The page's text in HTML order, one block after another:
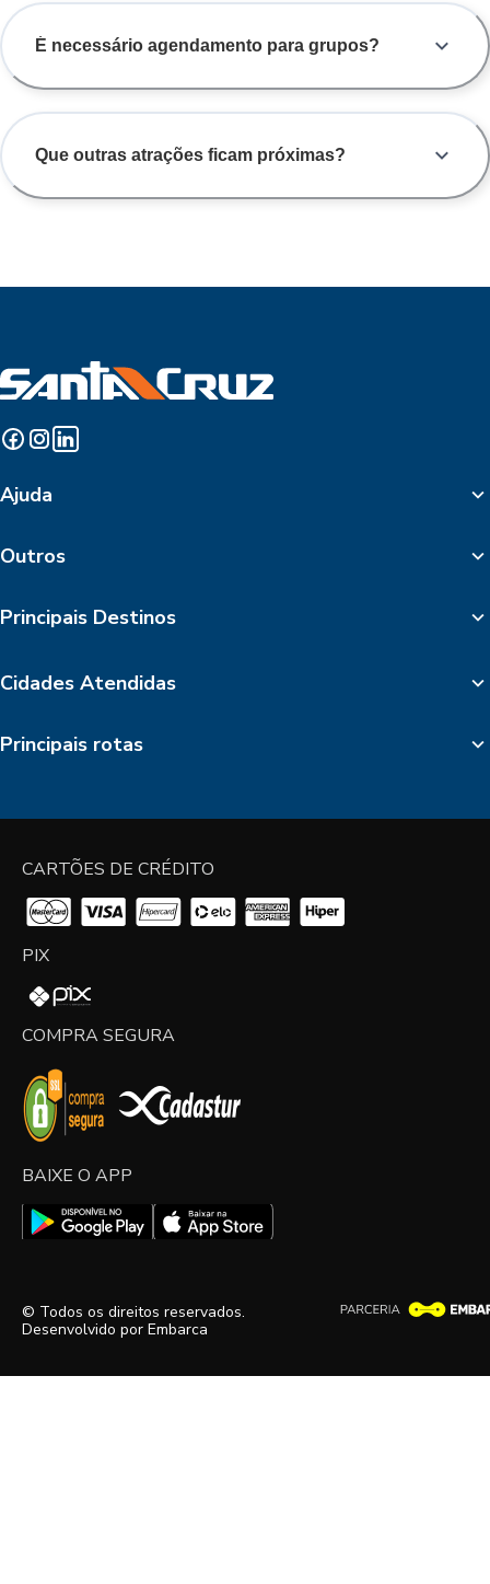
É necessário agendamento para grupos?
Que outras atrações ficam próximas?
Ajuda
Outros
Principais Destinos
Cidades Atendidas
Principais rotas
CARTÕES DE CRÉDITO
PIX
COMPRA SEGURA
BAIXE O APP
© Todos os direitos reservados.
Desenvolvido por Embarca